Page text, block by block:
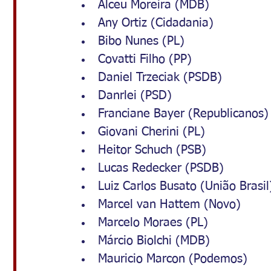
Alceu Moreira (MDB)
Any Ortiz (Cidadania)
Bibo Nunes (PL)
Covatti Filho (PP)
Daniel Trzeciak (PSDB)
Danrlei (PSD)
Franciane Bayer (Republicanos)
Giovani Cherini (PL)
Heitor Schuch (PSB)
Lucas Redecker (PSDB)
Luiz Carlos Busato (União
Marcel van Hattem (Novo)
Marcelo Moraes (PL)
Márcio Biolchi (MDB)
Mauricio Marcon (Podemos)